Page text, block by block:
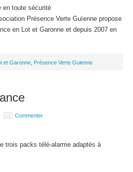
en toute sécurité
Présence Verte Guïenne propose
en Lot et Garonne et depuis 2007 en
et Garonne Présence Verte Guienne
Commenter
trois packs télé-alarme adaptés à